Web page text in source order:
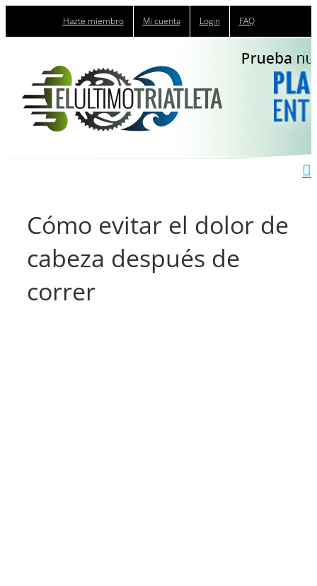
Hazte miembro Mi cuenta Login FAQ
Cómo evitar el dolor de
cabeza después de
correr